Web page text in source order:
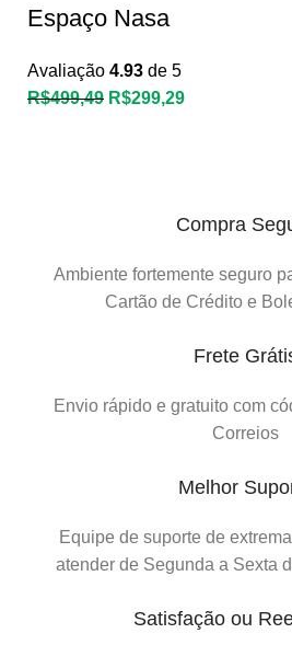
Espaço Nasa
Avaliação 4.93 de 5
R$499,49 R$299,29
Compra
Ambiente fortemente seguro
Cartão de Crédito e
Frete
Envio rápido e gratuito com
Correios
Melhor
Equipe de suporte de
atender de Segunda a Sexta
Satisfação ou